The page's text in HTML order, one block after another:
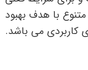
متنوع با هدف بهبود
کاربردی می باشد.